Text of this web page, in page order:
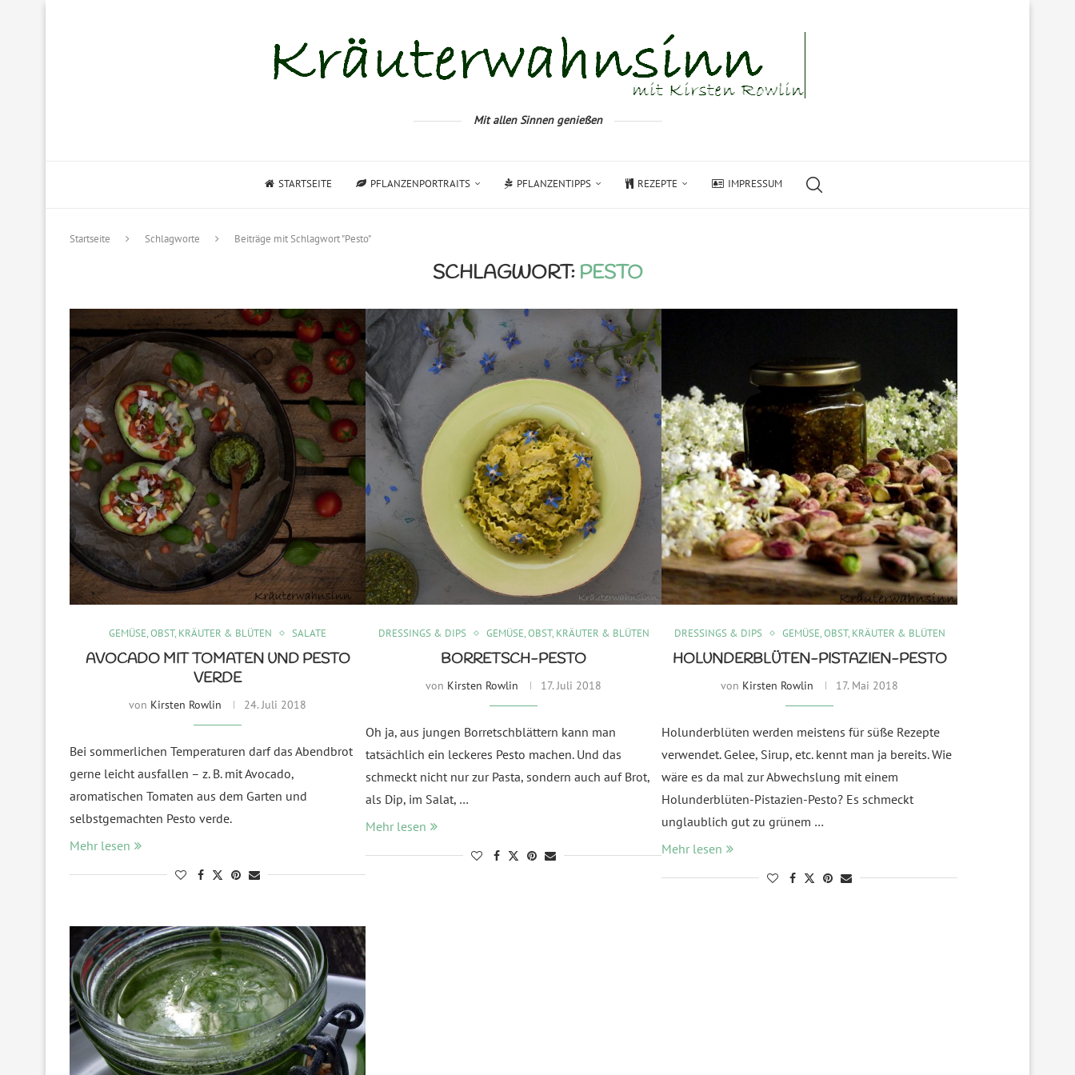
Mit allen Sinnen genießen
STARTSEITE PFLANZENPORTRAITS PFLANZENTIPPS REZEPTE IMPRESSUM
Startseite Schlagworte Beiträge mit Schlagwort "Pesto"
SCHLAGWORT:PESTO
GEMÜSE, OBST, KRÄUTER & BLÜTEN SALATE
AVOCADO MIT TOMATEN UND PESTO
VERDE
von Kirsten Rowlin 24. Juli 2018
Bei sommerlichen Temperaturen darf das Abendbrot
gerne leicht ausfallen – z. B. mit Avocado,
aromatischen Tomaten aus dem Garten und
selbstgemachten Pesto verde.
Mehr lesen
DRESSINGS & DIPS GEMÜSE, OBST, KRÄUTER & BLÜTEN
BORRETSCH-PESTO
von Kirsten Rowlin 17. Juli 2018
Oh ja, aus jungen Borretschblättern kann man
tatsächlich ein leckeres Pesto machen. Und das
schmeckt nicht nur zur Pasta, sondern auch auf Brot,
als Dip, im Salat, …
Mehr lesen
DRESSINGS & DIPS GEMÜSE, OBST, KRÄUTER & BLÜTEN
HOLUNDERBLÜTEN-PISTAZIEN-PESTO
von Kirsten Rowlin 17. Mai 2018
Holunderblüten werden meistens für süße Rezepte
verwendet. Gelee, Sirup, etc. kennt man ja bereits. Wie
wäre es da mal zur Abwechslung mit einem
Holunderblüten-Pistazien-Pesto? Es schmeckt
unglaublich gut zu grünem …
Mehr lesen